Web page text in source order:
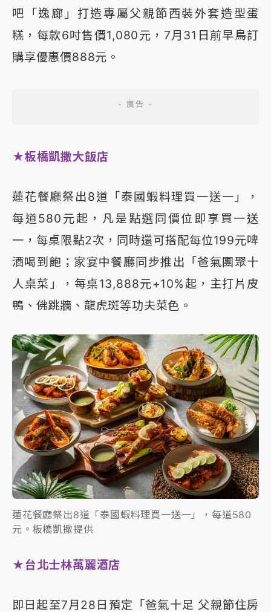
吧「逸廊」打造專屬父親節西裝外套造型蛋
糕，每款6吋售價1,080元，7月31日前早鳥訂
購享優惠價888元。
★板橋凱撒大飯店
蓮花餐廳祭出8道「泰國蝦料理買一送一」，
每道580元起，凡是點選同價位即享買一送
一，每桌限點2次，同時還可搭配每位199元啤
酒喝到飽；家宴中餐廳同步推出「爸氣團聚十
人桌菜」，每桌13,888元+10%起，主打片皮
鴨、佛跳牆、龍虎斑等功夫菜色。
蓮花餐廳祭出8道「泰國蝦料理買一送一」，每道580
元。板橋凱撒提供
★台北士林萬麗酒店
即日起至7月28日預定「爸氣十足 父親節住房